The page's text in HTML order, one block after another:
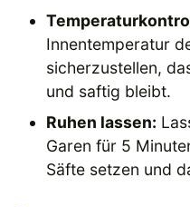
Innentemperatur
sicherzustellen,
und saftig bleibt.
Ruhen lassen:
Garen für 5
Säfte setzen und